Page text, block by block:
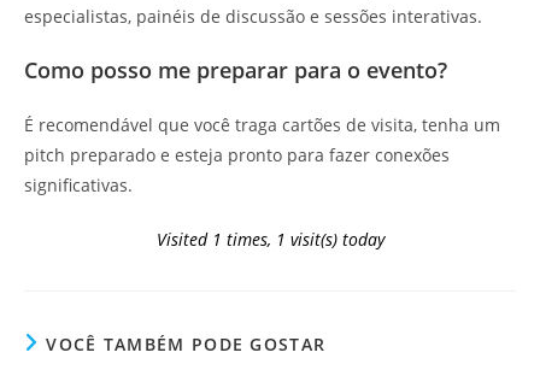
especialistas, painéis de discussão e sessões interativas.
Como posso me preparar para o evento?
É recomendável que você traga cartões de visita, tenha um
pitch preparado e esteja pronto para fazer conexões
significativas.
Visited 1 times, 1 visit(s) today
VOCÊ TAMBÉM PODE GOSTAR